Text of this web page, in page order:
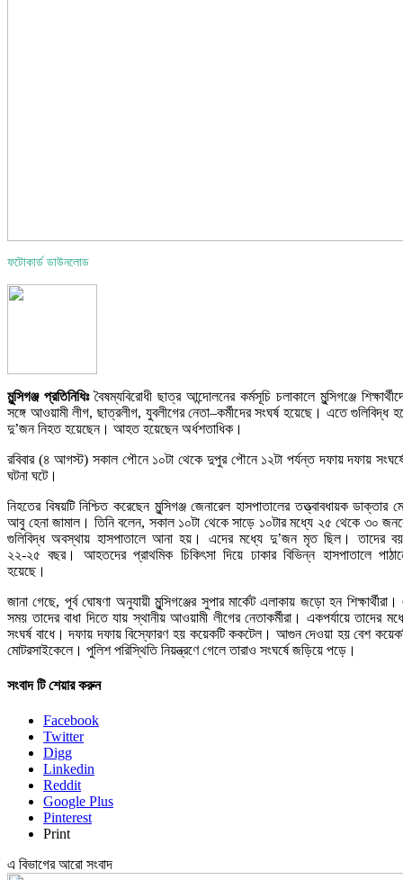
ফটোকার্ড ডাউনলোড
মুন্সিগঞ্জ প্রতিনিধিঃবৈষম্যবিরোধী ছাত্র আন্দোলনের কর্মসূচি চলাকালে মুন্সিগঞ্জে
সঙ্গে আওয়ামী লীগ, ছাত্রলীগ, যুবলীগের নেতা–কর্মীদের সংঘর্ষ হয়েছে। এতে গুলিবিদ্ধ
দু’জন নিহত হয়েছেন। আহত হয়েছেন অর্ধশতাধিক।
রবিবার (৪ আগস্ট) সকাল পৌনে ১০টা থেকে দুপুর পৌনে ১২টা পর্যন্ত দফায় দফায়
ঘটনা ঘটে।
নিহতের বিষয়টি নিশ্চিত করেছেন মুন্সিগঞ্জ জেনারেল হাসপাতালের তত্ত্বাবধায়ক ডাক্তার
আবু হেনা জামাল। তিনি বলেন, সকাল ১০টা থেকে সাড়ে ১০টার মধ্যে ২৫ থেকে ৩০
গুলিবিদ্ধ অবস্থায় হাসপাতালে আনা হয়। এদের মধ্যে দু’জন মৃত ছিল। তাদের
২২-২৫ বছর। আহতদের প্রাথমিক চিকিৎসা দিয়ে ঢাকার বিভিন্ন হাসপাতালে
হয়েছে।
জানা গেছে, পূর্ব ঘোষণা অনুযায়ী মুন্সিগঞ্জের সুপার মার্কেট এলাকায় জড়ো হন
সময় তাদের বাধা দিতে যায় স্থানীয় আওয়ামী লীগের নেতাকর্মীরা। একপর্যায়ে তাদের
সংঘর্ষ বাধে। দফায় দফায় বিস্ফোরণ হয় কয়েকটি ককটেল। আগুন দেওয়া হয় বেশ
মোটরসাইকেলে। পুলিশ পরিস্থিতি নিয়ন্ত্রণে গেলে তারাও সংঘর্ষে জড়িয়ে পড়ে।
সংবাদ টি শেয়ার করুন
Facebook
Twitter
Digg
Linkedin
Reddit
Google Plus
Pinterest
Print
এ বিভাগের আরো সংবাদ